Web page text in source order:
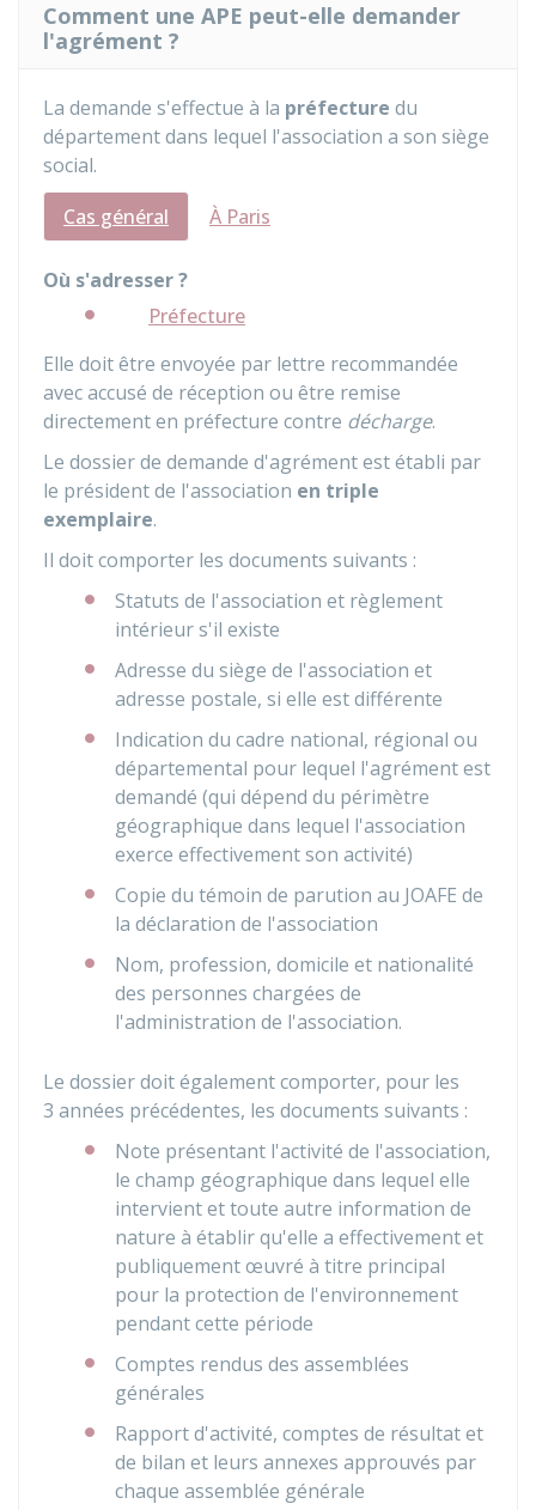
Comment une APE peut-elle demander
l'agrément ?
La demande s'effectue à la préfecture du
département dans lequel l'association a son siège
social.
Cas général
À Paris
Où s'adresser ?
Préfecture
Elle doit être envoyée par lettre recommandée
avec accusé de réception ou être remise
directement en préfecture contre décharge.
Le dossier de demande d'agrément est établi par
le président de l'association en triple
exemplaire.
Il doit comporter les documents suivants :
Statuts de l'association et règlement
intérieur s'il existe
Adresse du siège de l'association et
adresse postale, si elle est différente
Indication du cadre national, régional ou
départemental pour lequel l'agrément est
demandé (qui dépend du périmètre
géographique dans lequel l'association
exerce effectivement son activité)
Copie du témoin de parution au JOAFE de
la déclaration de l'association
Nom, profession, domicile et nationalité
des personnes chargées de
l'administration de l'association.
Le dossier doit également comporter, pour les
3 années précédentes, les documents suivants :
Note présentant l'activité de l'association,
le champ géographique dans lequel elle
intervient et toute autre information de
nature à établir qu'elle a effectivement et
publiquement œuvré à titre principal
pour la protection de l'environnement
pendant cette période
Comptes rendus des assemblées
générales
Rapport d'activité, comptes de résultat et
de bilan et leurs annexes approuvés par
chaque assemblée générale